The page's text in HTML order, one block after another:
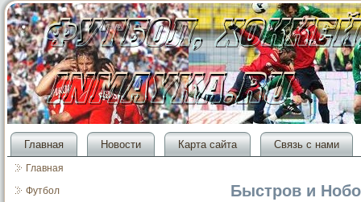
Главная Новости Карта сайта Связь с нами
Главная
Футбол
Быстров и